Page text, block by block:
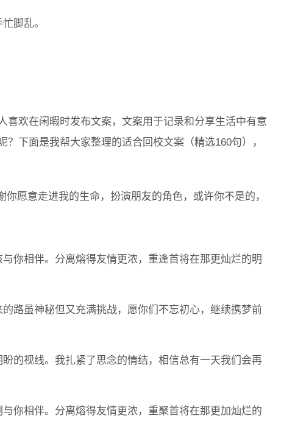
脚乱。
欢在闲暇时发布文案，文案用于记录和分享生活中有意
下面是我帮大家整理的适合回校文案（精选160句），
意走进我的生命，扮演朋友的角色，或许你不是的，
相伴。分离熔得友情更浓，重逢首将在那更灿烂的明
虽神秘但又充满挑战，愿你们不忘初心，继续携梦前
视线。我扎紧了思念的情结，相信总有一天我们会再
相伴。分离熔得友情更浓，重聚首将在那更加灿烂的